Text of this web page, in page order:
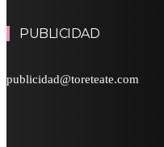
PUBLICIDAD
publicidad@toreteate.com